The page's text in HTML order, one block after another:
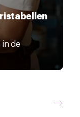
in de